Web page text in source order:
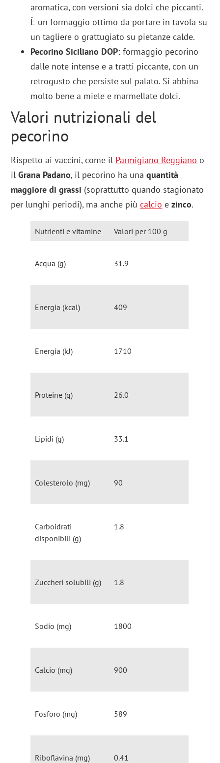
aromatica, con versioni sia dolci che piccanti.
È un formaggio ottimo da portare in tavola su
un tagliere o grattugiato su pietanze calde.
Pecorino Siciliano DOP:formaggio pecorino
dalle note intense e a tratti piccante, con un
retrogusto che persiste sul palato. Si abbina
molto bene a miele e marmellate dolci.
Valori nutrizionali del
pecorino
Rispetto ai vaccini, come il Parmigiano Reggiano o
ilGrana Padano, il pecorino ha unaquantità
maggiore di grassi (soprattutto quando stagionato
per lunghi periodi), ma anche piùcalcio e zinco.
Nutrienti e vitamine Valori per 100 g
Acqua (g) 31.9
Energia (kcal) 409
Energia (kJ) 1710
Proteine (g) 26.0
Lipidi (g) 33.1
Colesterolo (mg) 90
Carboidrati
disponibili (g)
1.8
Zuccheri solubili (g) 1.8
Sodio (mg) 1800
Calcio (mg) 900
Fosforo (mg) 589
Riboflavina (mg) 0.41